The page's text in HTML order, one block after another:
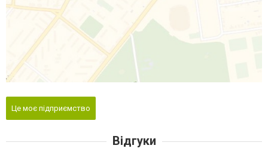
Це моє підприємство
Відгуки